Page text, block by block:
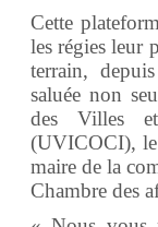
Cette
les régies leur
terrain,
saluée non
des Villes
(UVICOCI),
maire de la
Chambre des